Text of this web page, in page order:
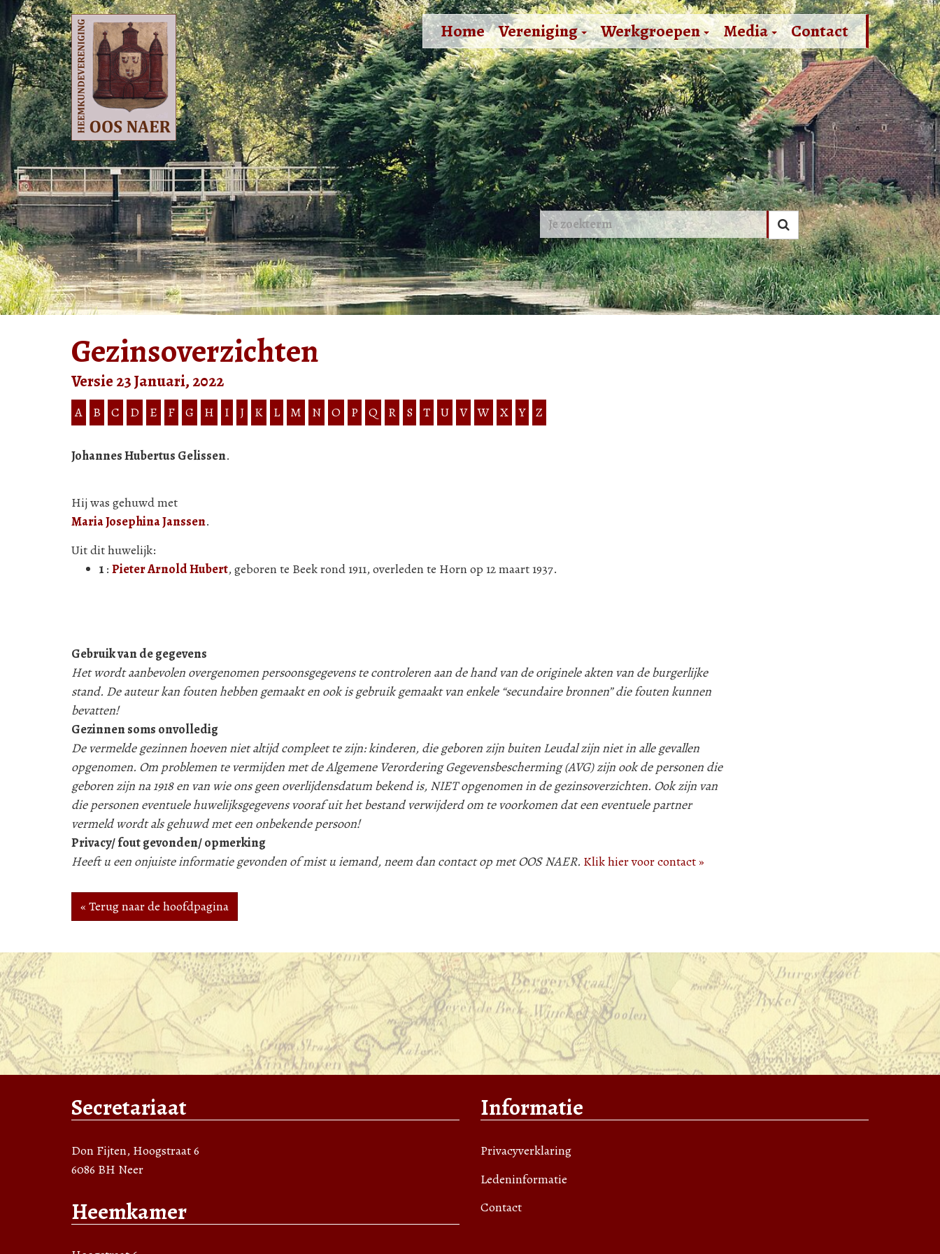
Home Vereniging Werkgroepen Media Contact
Gezinsoverzichten
Versie 23 Januari, 2022
A B C D E F G H I J K L M N O P Q R S T U V W X Y Z
Johannes Hubertus Gelissen.
Hij was gehuwd met
Maria Josephina Janssen.
Uit dit huwelijk:
1 : Pieter Arnold Hubert, geboren te Beek rond 1911, overleden te Horn op 12 maart 1937.
Gebruik van de gegevens
Het wordt aanbevolen overgenomen persoonsgegevens te controleren aan de hand van de originele akten van de burgerlijke
stand. De auteur kan fouten hebben gemaakt en ook is gebruik gemaakt van enkele “secundaire bronnen” die fouten kunnen
bevatten!
Gezinnen soms onvolledig
De vermelde gezinnen hoeven niet altijd compleet te zijn: kinderen, die geboren zijn buiten Leudal zijn niet in alle gevallen
opgenomen. Om problemen te vermijden met de Algemene Verordering Gegevensbescherming (AVG) zijn ook de personen die
geboren zijn na 1918 en van wie ons geen overlijdensdatum bekend is, NIET opgenomen in de gezinsoverzichten. Ook zijn van
die personen eventuele huwelijksgegevens vooraf uit het bestand verwijderd om te voorkomen dat een eventuele partner
vermeld wordt als gehuwd met een onbekende persoon!
Privacy/ fout gevonden/ opmerking
Heeft u een onjuiste informatie gevonden of mist u iemand, neem dan contact op met OOS NAER. Klik hier voor contact »
« Terug naar de hoofdpagina
Secretariaat
Don Fijten, Hoogstraat 6
6086 BH Neer
Heemkamer
Informatie
Privacyverklaring
Ledeninformatie
Contact